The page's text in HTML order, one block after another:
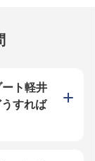
寮も電気・水道代
との移住にもおす
出費を抑え、その
ます！ 【四万
四万グランドホ
々とした客室を
包まれた癒し空間
ルは、
ト軽井
すれば